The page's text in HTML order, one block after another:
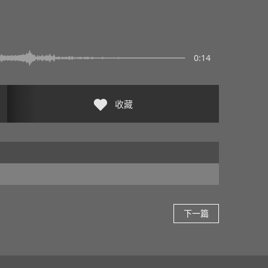
0:14
收藏
下一篇